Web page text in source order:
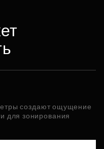
создают ощущение
для зонирования